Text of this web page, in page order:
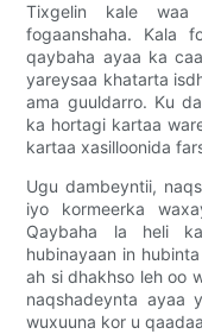
Tixgelin kale waa
fogaanshaha. Kala
qaybaha ayaa ka
yareysaa khatarta
ama guuldarro. Ku
ka hortagi kartaa
kartaa xasilloonida
Ugu dambeyntii,
iyo kormeerka
Qaybaha la heli
hubinayaan in
ah si dhakhso leh oo
naqshadeynta ayaa
wuxuuna kor u